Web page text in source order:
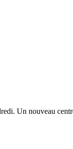
Un nouveau